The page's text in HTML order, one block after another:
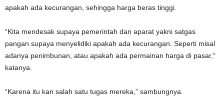
apakah ada kecurangan, sehingga harga beras tinggi.
“Kita mendesak supaya pemerintah dan aparat yakni satgas
pangan supaya menyelidiki apakah ada kecurangan. Seperti misal
adanya penimbunan, atau apakah ada permainan harga di pasar,”
katanya.
“Karena itu kan salah satu tugas mereka,” sambungnya.